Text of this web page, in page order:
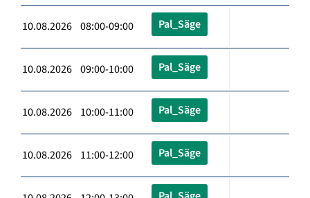
10.08.2026 08:00-09:00 Pal_Säge
10.08.2026 09:00-10:00 Pal_Säge
10.08.2026 10:00-11:00 Pal_Säge
10.08.2026 11:00-12:00 Pal_Säge